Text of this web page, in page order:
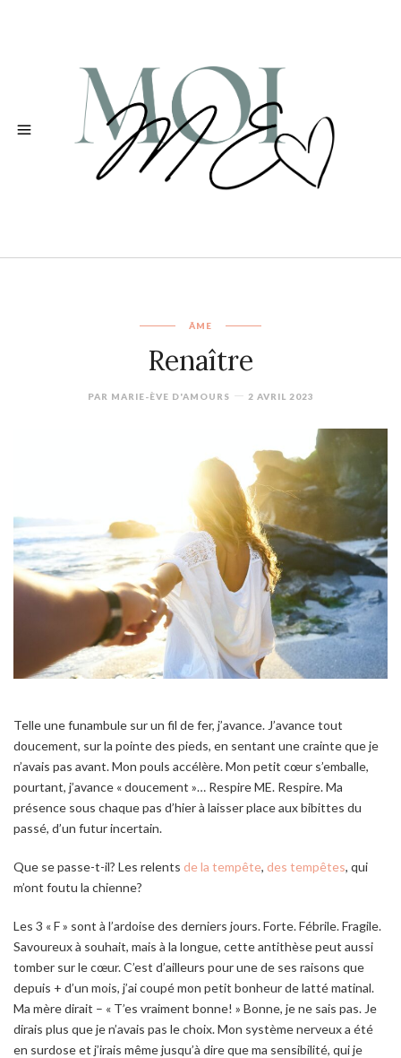
ÂME
Renaître
PAR MARIE-ÈVE D'AMOURS 2 AVRIL 2023
Telle une funambule sur un fil de fer, j’avance. J’avance tout
doucement, sur la pointe des pieds, en sentant une crainte que je
n’avais pas avant. Mon pouls accélère. Mon petit cœur s’emballe,
pourtant, j’avance « doucement »… Respire ME. Respire. Ma
présence sous chaque pas d’hier à laisser place aux bibittes du
passé, d’un futur incertain.
Que se passe-t-il? Les relents de la tempête, des tempêtes, qui
m’ont foutu la chienne?
Les 3 « F » sont à l’ardoise des derniers jours. Forte. Fébrile. Fragile.
Savoureux à souhait, mais à la longue, cette antithèse peut aussi
tomber sur le cœur. C’est d’ailleurs pour une de ses raisons que
depuis + d’un mois, j’ai coupé mon petit bonheur de latté matinal.
Ma mère dirait – « T’es vraiment bonne! » Bonne, je ne sais pas. Je
dirais plus que je n’avais pas le choix. Mon système nerveux a été
en surdose et j’irais même jusqu’à dire que ma sensibilité, qui je